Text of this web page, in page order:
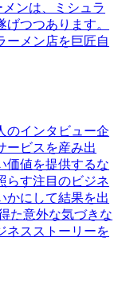
ンは、ミシュラ
つつあります。
ーメン店を巨匠自
のインタビュー企
ービスを産み出
価値を提供するな
らす注目のビジネ
かにして結果を出
た意外な気づきな
ネスストーリーを